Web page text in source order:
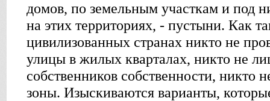
домов, по земельным участкам и под
на этих территориях, - пустыни. Как
цивилизованных странах никто не
улицы в жилых кварталах, никто не
собственников собственности, никто
зоны. Изыскиваются варианты,